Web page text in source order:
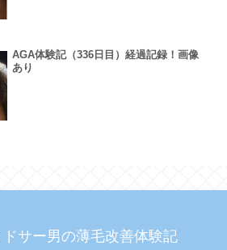
AGA体験記（336日目）経過記録！画像
あり
ドサー男の薄毛改善体験記